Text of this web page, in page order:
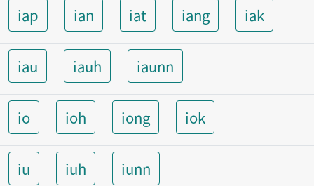
iap
ian iat iang iak
iau iauh iaunn
io ioh iong iok
iu iuh iunn